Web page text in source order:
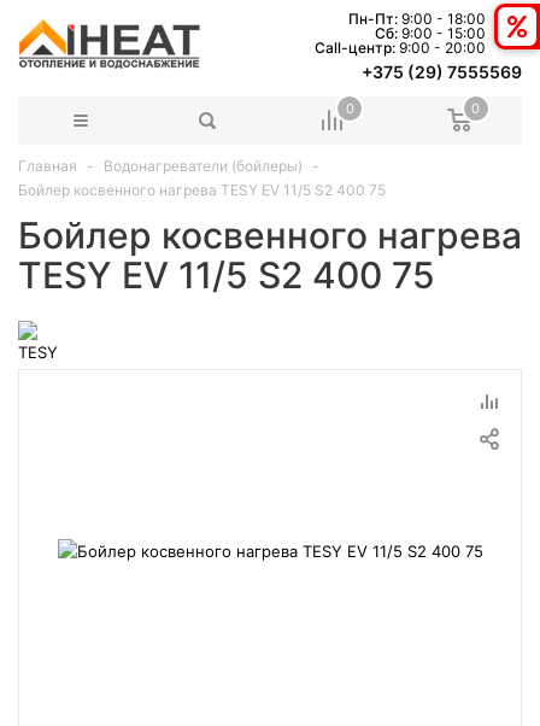
Пн-Пт: 9:00 - 18:00
Сб: 9:00 - 15:00
Сall-центр: 9:00 - 20:00
+375 (29) 7555569
0 0
Главная
Водонагреватели (бойлеры)
Бойлер косвенного нагрева TESY EV 11/5 S2 400 75
Бойлер косвенного нагрева
TESY EV 11/5 S2 400 75